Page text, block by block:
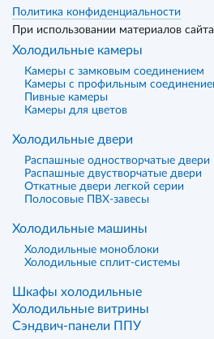
Политика конфиденциальности
При использовании материалов
Холодильные камеры
Камеры с замковым соединением
Камеры с профильным
Пивные камеры
Камеры для цветов
Холодильные двери
Распашные одностворчатые двери
Распашные двустворчатые двери
Откатные двери легкой серии
Полосовые ПВХ-завесы
Холодильные машины
Холодильные моноблоки
Холодильные сплит-системы
Шкафы холодильные
Холодильные витрины
Сэндвич-панели ППУ